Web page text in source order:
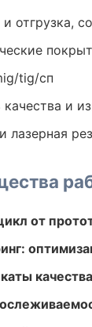
и отгрузка,
tig/сп
качества и
лазерная
от